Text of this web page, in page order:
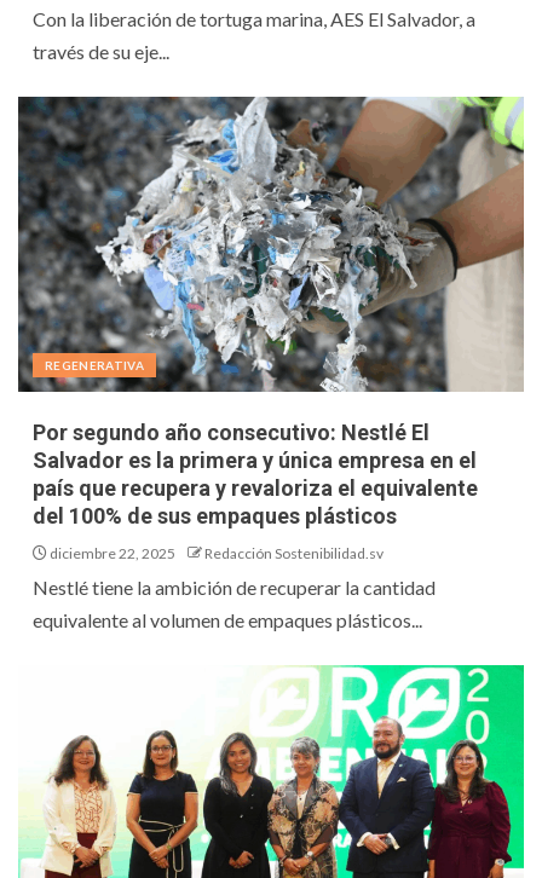
Con la liberación de tortuga marina, AES El Salvador, a
través de su eje...
REGENERATIVA
Por segundo año consecutivo: Nestlé El
Salvador es la primera y única empresa en el
país que recupera y revaloriza el equivalente
del 100% de sus empaques plásticos
diciembre 22, 2025 Redacción Sostenibilidad.sv
Nestlé tiene la ambición de recuperar la cantidad
equivalente al volumen de empaques plásticos...